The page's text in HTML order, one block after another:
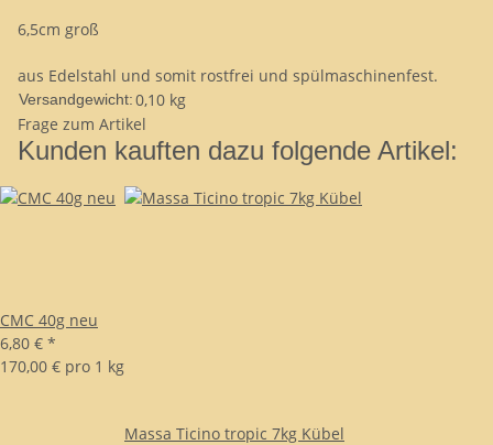
6,5cm groß
aus Edelstahl und somit rostfrei und spülmaschinenfest.
Versandgewicht:0,10 kg
Frage zum Artikel
Kunden kauften dazu folgende Artikel:
CMC 40g neu
6,80 € *
170,00 € pro 1 kg
Massa Ticino tropic 7kg Kübel